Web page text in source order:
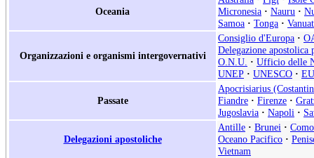
Oceania
Micronesia · Nauru ·
Samoa · Tonga ·
Organizzazioni e organismi intergovernativi
Consiglio d'Europa ·
Delegazione
O.N.U. · Ufficio delle
UNEP · UNESCO · EU
Passate
Apocrisiarius
Fiandre · Firenze ·
Jugoslavia · Napoli ·
Delegazioni apostoliche
Antille · Brunei ·
Oceano Pacifico ·
Vietnam